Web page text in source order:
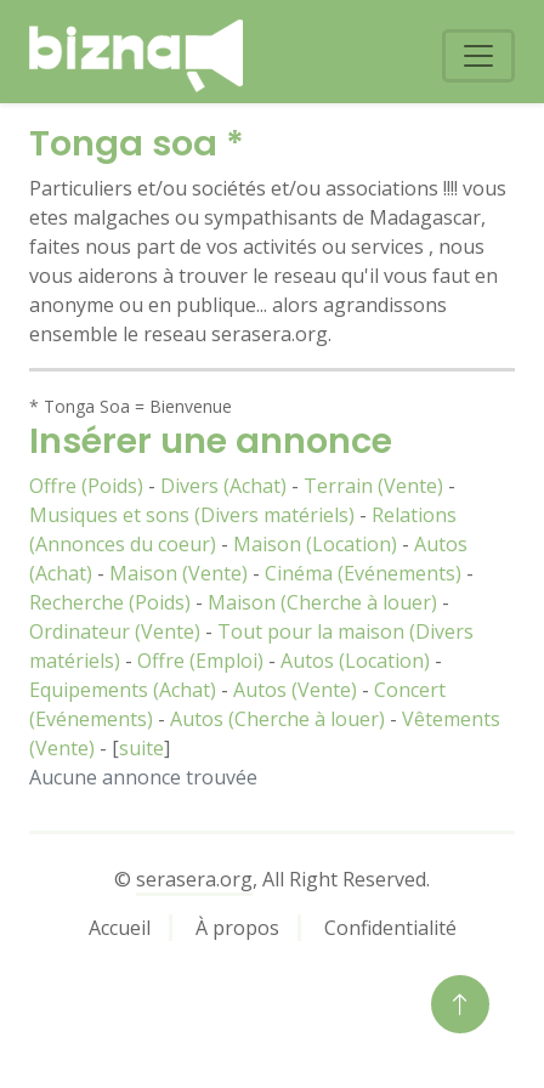
Tonga soa *
Particuliers et/ou sociétés et/ou associations !!!! vous
etes malgaches ou sympathisants de Madagascar,
faites nous part de vos activités ou services , nous
vous aiderons à trouver le reseau qu'il vous faut en
anonyme ou en publique... alors agrandissons
ensemble le reseau serasera.org.
* Tonga Soa = Bienvenue
Insérer une annonce
Offre (Poids) - Divers (Achat) - Terrain (Vente) -
Musiques et sons (Divers matériels) - Relations
(Annonces du coeur) - Maison (Location) - Autos
(Achat) - Maison (Vente) - Cinéma (Evénements) -
Recherche (Poids) - Maison (Cherche à louer) -
Ordinateur (Vente) - Tout pour la maison (Divers
matériels) - Offre (Emploi) - Autos (Location) -
Equipements (Achat) - Autos (Vente) - Concert
(Evénements) - Autos (Cherche à louer) - Vêtements
(Vente) - [suite]
Aucune annonce trouvée
© serasera.org, All Right Reserved.
Accueil
À propos Confidentialité